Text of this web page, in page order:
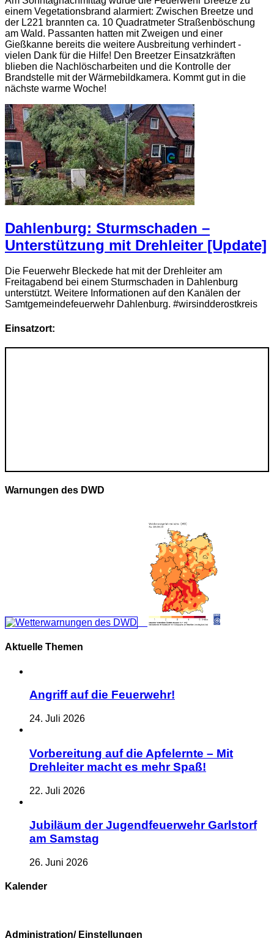
einem Vegetationsbrand alarmiert: Zwischen Breetze und
der L221 brannten ca. 10 Quadratmeter Straßenböschung
am Wald. Passanten hatten mit Zweigen und einer
Gießkanne bereits die weitere Ausbreitung verhindert -
vielen Dank für die Hilfe! Den Breetzer Einsatzkräften
blieben die Nachlöscharbeiten und die Kontrolle der
Brandstelle mit der Wärmebildkamera. Kommt gut in die
nächste warme Woche!
Dahlenburg: Sturmschaden –
Unterstützung mit Drehleiter [Update]
Die Feuerwehr Bleckede hat mit der Drehleiter am
Freitagabend bei einem Sturmschaden in Dahlenburg
unterstützt. Weitere Informationen auf den Kanälen der
Samtgemeindefeuerwehr Dahlenburg. #wirsindderostkreis
Einsatzort:
Warnungen des DWD
Aktuelle Themen
Angriff auf die Feuerwehr!
24. Juli 2026
Vorbereitung auf die Apfelernte – Mit
Drehleiter macht es mehr Spaß!
22. Juli 2026
Jubiläum der Jugendfeuerwehr Garlstorf
am Samstag
26. Juni 2026
Kalender
Administration/ Einstellungen